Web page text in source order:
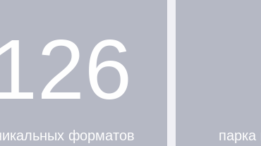
форматов
парка